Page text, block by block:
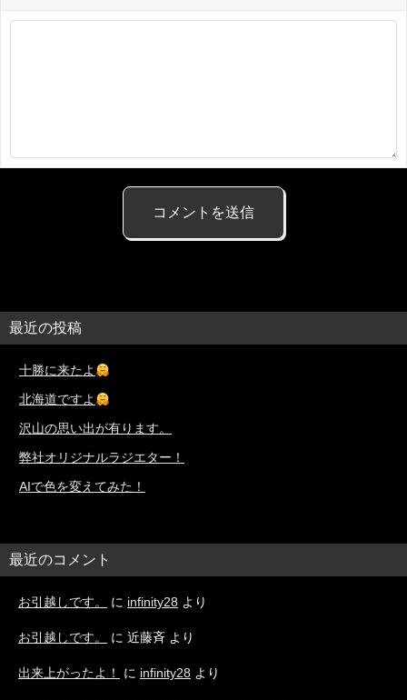
最近の投稿
十勝に来たよ
北海道ですよ
沢山の思い出が有ります。
弊社オリジナルラジエター！
AIで色を変えてみた！
最近のコメント
お引越しです。 に infinity28 より
お引越しです。 に 近藤斉 より
出来上がったよ！ に infinity28 より